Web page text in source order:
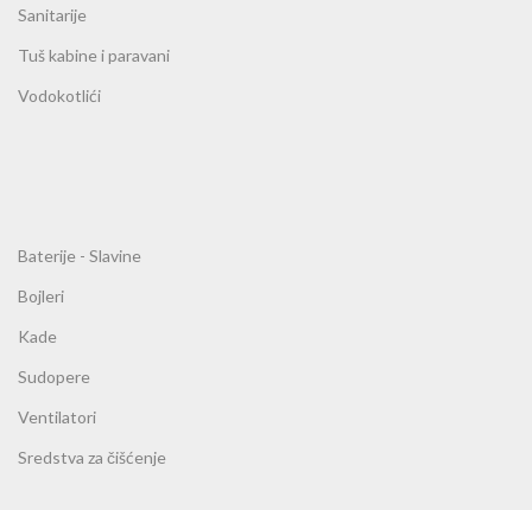
Sanitarije
Tuš kabine i paravani
Vodokotlići
Baterije - Slavine
Bojleri
Kade
Sudopere
Ventilatori
Sredstva za čišćenje